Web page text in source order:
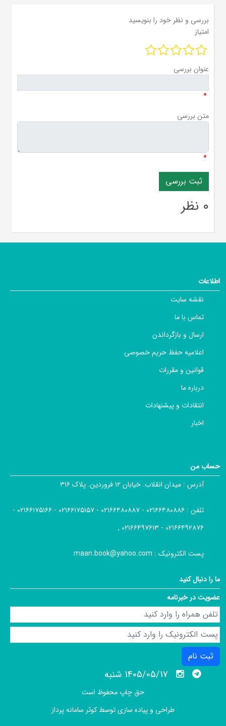
بررسی و نظر خود را بنویسید
امتیاز
عنوان بررسی
*
متن بررسی
*
0 نظر
اطلاعات
نقشه سایت
تماس با ما
ارسال و بازگرداندن
اعلامیه حفظ حریم خصوصی
قوانین و مقررات
درباره ما
انتقادات و پیشنهادات
اخبار
حساب من
آدرس : میدان انقلاب. خیابان ۱۲ فروردین. پلاک ۳۱۶
تلفن :
۰۲۱۶۶۴۸۰۸۸۶ - ۰۲۱۶۶۴۸۰۸۸۷ - ۰۲۱۶۶۱۷۵۱۵۷ - ۰۲۱۶۶۱۷۵۱۶۶ -
۰۲۱۶۶۴۹۲۸۷۶ - ۰۲۱۶۶۴۹۷۶۱۳ ,
پست الکترونیک : maan.book@yahoo.com
ما را دنبال کنید
عضویت در خبرنامه
ثبت نام
1405/05/17 شنبه
حق چاپ محفوظ است
طراحی و پیاده سازی توسط کوثر سامانه پرداز